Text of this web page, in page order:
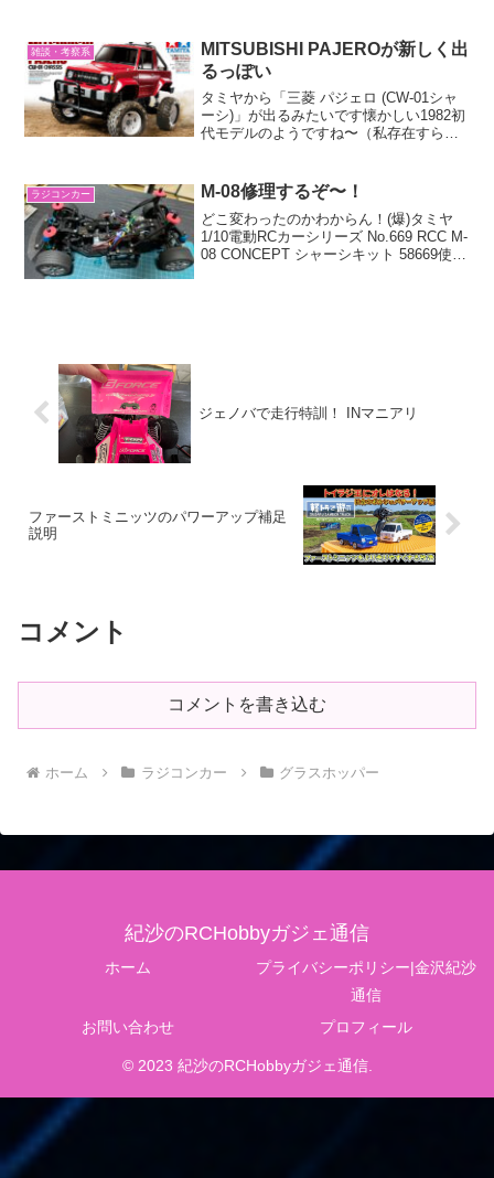
考にしたF103RMの説明書はこんな感じ
これは、ZE...
雑談・考察系
MITSUBISHI PAJEROが新しく出
るっぽい
タミヤから「三菱 パジェロ (CW-01シャ
ーシ)」が出るみたいです懐かしい1982初
代モデルのようですね〜（私存在すらし
買えばどちらにしても遊べますね！昔か
らパジ...
ラジコンカー M-08修理するぞ〜！
どこ変わったのかわからん！(爆)タミヤ
1/10電動RCカーシリーズ No.669 RCC M-
08 CONCEPT シャーシキット 58669使用
ジェノバで走行特訓！ INマニアリ
ファーストミニッツのパワーアップ補足
説明
コメント
コメントを書き込む
ホーム ラジコンカー グラスホッパー
紀沙のRCHobbyガジェ通信
ホーム
プライバシーポリシー|金沢紀沙
通信
お問い合わせ
プロフィール
© 2023 紀沙のRCHobbyガジェ通信.